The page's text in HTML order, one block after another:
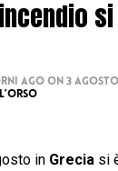
ago on 3 Agosto
in Grecia si